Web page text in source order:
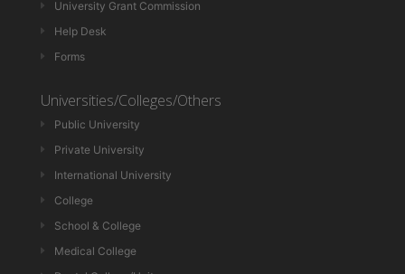
University Grant Commission
Help Desk
Forms
Universities/Colleges/Others
Public University
Private University
International University
College
School & College
Medical College